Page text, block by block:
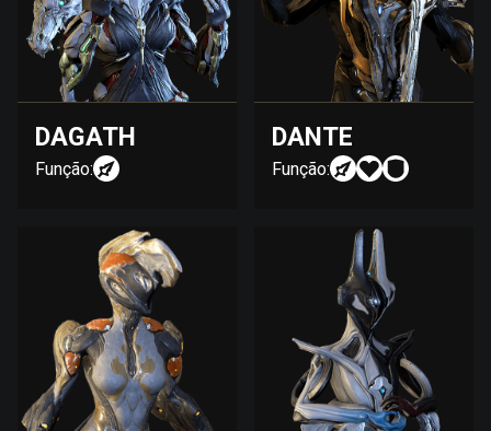
DAGATH
Função:
DANTE
Função: